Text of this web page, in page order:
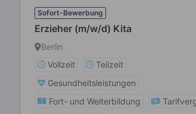
Sofort-Bewerbung
Erzieher (m/w/d) Kita
Berlin
Vollzeit
Teilzeit
Gesundheitsleistungen
Fort- und Weiterbildung